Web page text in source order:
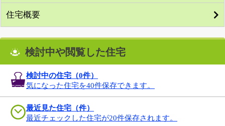
住宅概要
検討中や閲覧した住宅
検討中の住宅（0件）
気になった住宅を40件保存できます。
最近見た住宅（件）
最近チェックした住宅が20件保存されます。